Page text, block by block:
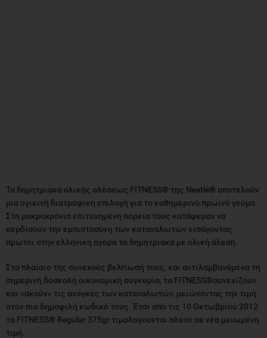
Τα δημητριακά ολικής αλέσεως FITNESS® της Nestlé® αποτελούν
μια υγιεινή διατροφική επιλογή για το καθημερινό πρωινό γεύμα.
Στη μακροχρόνια επιτυχημένη πορεία τους κατάφεραν να
κερδίσουν την εμπιστοσύνη των καταναλωτών εισάγοντας
πρώτοι στην ελληνική αγορά τα δημητριακά με ολική άλεση.
Στο πλαίσιο της συνεχούς βελτίωσή τους, και αντιλαμβανόμενα τη
σημερινή δύσκολη οικονομική συγκυρία, τα FITNESS®συνεχίζουν
και «ακούν» τις ανάγκες των καταναλωτών, μειώνοντας την τιμή
στον πιο δημοφιλή κωδικό τους. Έτσι από τις 10 Οκτωβρίου 2012
τα FITNESS® Regular 375gr τιμολογούνται πλέον σε νέα μειωμένη
τιμή.